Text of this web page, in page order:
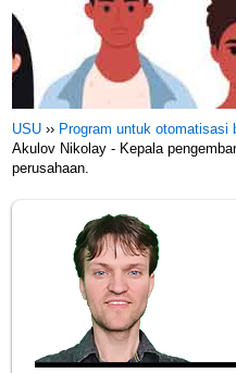
USU ›› Program untuk otomatisasi
Akulov Nikolay - Kepala
perusahaan.